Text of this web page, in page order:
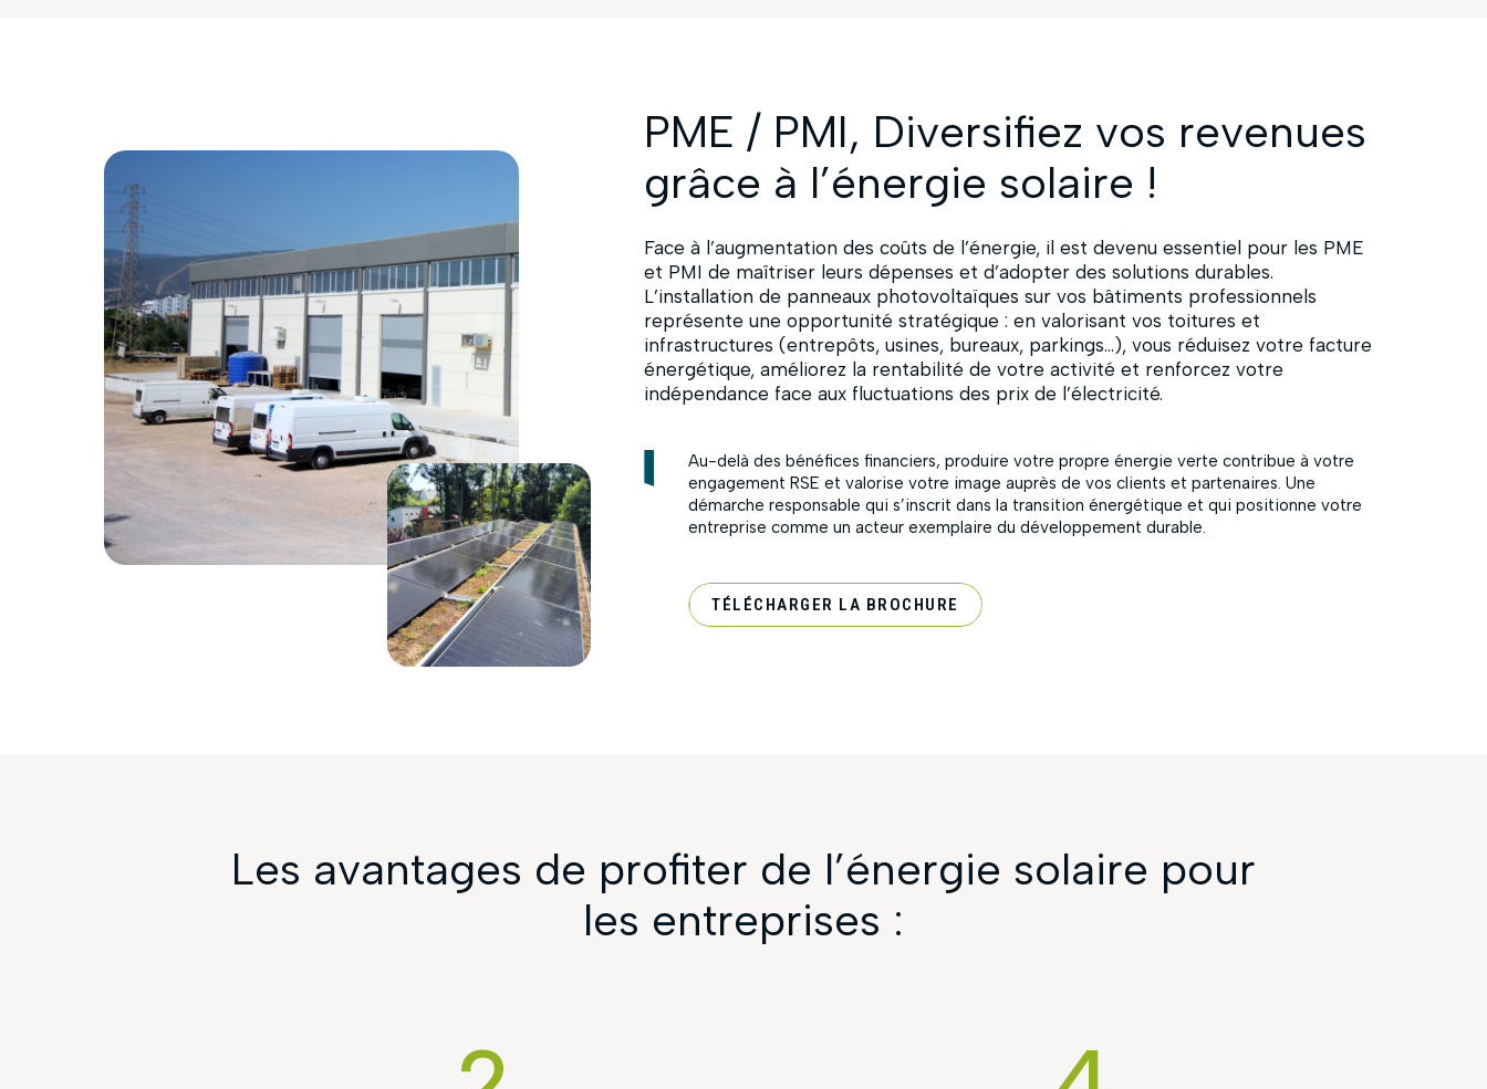
PME / PMI, Diversifiez vos revenues
grâce à l’énergie solaire !
Face à l’augmentation des coûts de l’énergie, il est devenu essentiel pour les PME
et PMI de maîtriser leurs dépenses et d’adopter des solutions durables.
L’installation de panneaux photovoltaïques sur vos bâtiments professionnels
représente une opportunité stratégique : en valorisant vos toitures et
infrastructures (entrepôts, usines, bureaux, parkings…), vous réduisez votre facture
énergétique, améliorez la rentabilité de votre activité et renforcez votre
indépendance face aux fluctuations des prix de l’électricité.
Au-delà des bénéfices financiers, produire votre propre énergie verte contribue à votre
engagement RSE et valorise votre image auprès de vos clients et partenaires. Une
démarche responsable qui s’inscrit dans la transition énergétique et qui positionne votre
entreprise comme un acteur exemplaire du développement durable.
TÉLÉCHARGER LA BROCHURE
Les avantages de profiter de l’énergie solaire pour
les entreprises :